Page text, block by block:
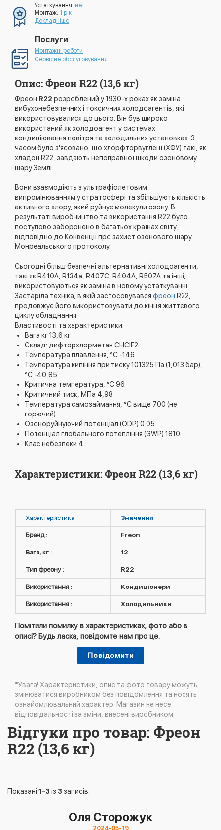
Устаткування: нет
Монтаж: 1 рік
Докладніше
Послуги
Монтажні роботи
Сервісне обслуговування
Опис: Фреон R22 (13,6 кг)
Фреон R22 розроблений у 1930-х роках як заміна
вибухонебезпечних і токсичних холодоагентів, які
використовувалися до цього. Він був широко
використаний як холодоагент у системах
кондиціювання повітря та холодильних установках. З
часом було з'ясовано, що хлорфторвуглеці (ХФУ) такі, як
хладон R22, завдають непоправної шкоди озоновому
шару Землі.
Вони взаємодіють з ультрафіолетовим
випромінюванням у стратосфері та збільшують кількість
активного хлору, який руйнує молекули озону. В
результаті виробництво та використання R22 було
поступово заборонено в багатьох країнах світу,
відповідно до Конвенції про захист озонового шару
Монреальського протоколу.
Сьогодні більш безпечні альтернативні холодоагенти,
такі як R410A, R134a, R407C, R404A, R507A та інші,
використовуються як заміна в новому устаткуванні.
Застаріла техніка, в якій застосовувався фреон R22,
продовжує його використовувати до кінця життєвого
циклу обладнання.
Властивості та характеристики:
Вага кг 13,6 кг.
Склад: дифторхлорметан CНClF2
Температура плавлення, °С -146
Температура кипіння при тиску 101325 Па (1,013 бар),
°C -40,85
Критична температура, °С 96
Критичний тиск, МПа 4,98
Температура самозаймання, °С вище 700 (не
горючий)
Озоноруйнуючий потенціал (ODP) 0.05
Потенціал глобального потепління (GWP) 1810
Клас небезпеки 4
Характеристики: Фреон R22 (13,6 кг)
Характеристика Значення
Бренд : Freon
Вага, кг : 12
Тип фреону : R22
Використання : Кондиціонери
Використання : Холодильники
Помітили помилку в характеристиках, фото або в
описі? Будь ласка, повідомте нам про це.
Повідомити
*Увага! Характеристики, опис та фото товару можуть
змінюватися виробником без повідомлення та носять
ознайомлювальний характер. Магазин не несе
відповідальності за зміни, внесені виробником.
Відгуки про товар: Фреон
R22 (13,6 кг)
Показані 1-3 із 3 записів.
Оля Сторожук
2024-05-19